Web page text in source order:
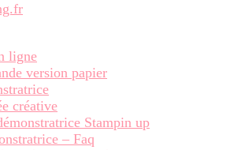
ligne
version papier
créative
Stampin up
– Faq